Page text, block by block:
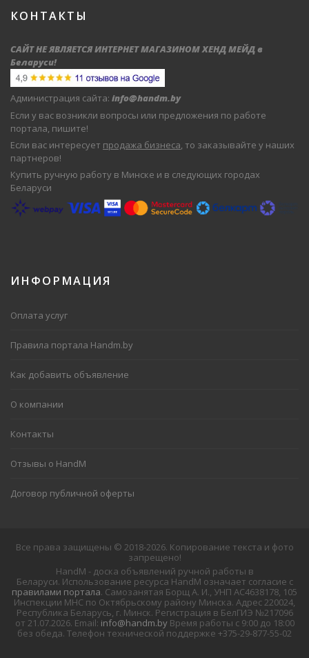
КОНТАКТЫ
САЙТ НЕ ЯВЛЯЕТСЯ ИНТЕРНЕТ МАГАЗИНОМ ХЕНД МЕЙД в
Беларуси!
Администрация сайта: info@handm.by
Если у вас возникли вопросы или предложения по работе
портала, пишите!
Если вас интересует продажа бизнеса, то заказывайте у наших
партнеров!
Купить ручную работу в Минске и в следующих городах
Беларуси
ИНФОРМАЦИЯ
Оплата услуг
Правила портала Handm.by
Как добавить объявление
О компании
Контакты
Отзывы о HandM
Договор публичной оферты
Все права защищены © 2018-2026. Копирование текста и фото
запрещено!
HandM - доска объявлений ручной работы в
Беларуси. Использование ресурса HandM означает согласие с
правилами портала. Самозанятая Борщ А. И., УНП АС4638178, 105
Инспекции МНС по Октябрьскому району Минска. Адрес 220024,
Республика Беларусь, г. Минск. Регистрация в БелГИЭ №217096
от 21.07.2026. Email: info@handm.byВремя работы с 9:00 до 18:00
без обеда. Телефон технической поддержке +375-29-877-55-02